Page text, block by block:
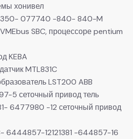
хонивел
077740 -840- 840-M
SBC, процессоре pentium
KEBA
MTL831C
LST200 ABB
5 сеточный привод тель
6477980 -12 сеточный привод
6444857-12121381 -644857-16